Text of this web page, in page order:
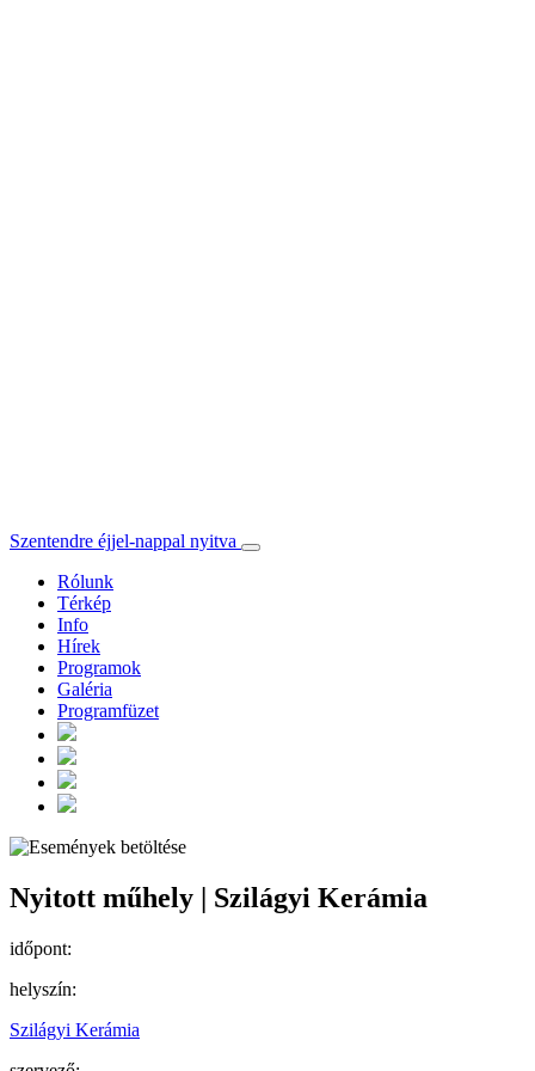
Szentendre éjjel-nappal nyitva
Rólunk
Térkép
Info
Hírek
Programok
Galéria
Programfüzet
Nyitott műhely | Szilágyi Kerámia
időpont:
helyszín:
Szilágyi Kerámia